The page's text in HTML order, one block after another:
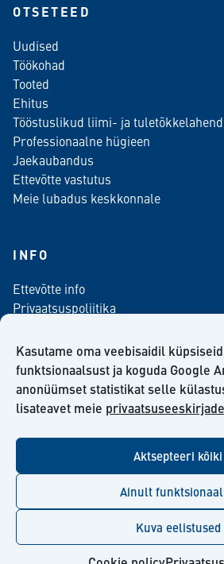
Kasutame oma veebisaidil
funktsionaalsust ja koguda Google
anonüümset statistikat selle
lisateavet meie privaatsuseeskirjade
Aktsepteeri kõiki
Ainult
Kuva eelistused
OTSETEED
Uudised
Töökohad
Tooted
Ehitus
Tööstuslikud liimi- ja
Professionaalne hügieen
Jaekaubandus
Ettevõtte vastutus
Meie lubadus keskkonnale
INFO
Ettevõtte info
Privaatsuspoliitika
Meediale
Telli meie uudiskiri
Kiilto Eesti OÜ müügilepingu
youtube
© Kiilto 2026